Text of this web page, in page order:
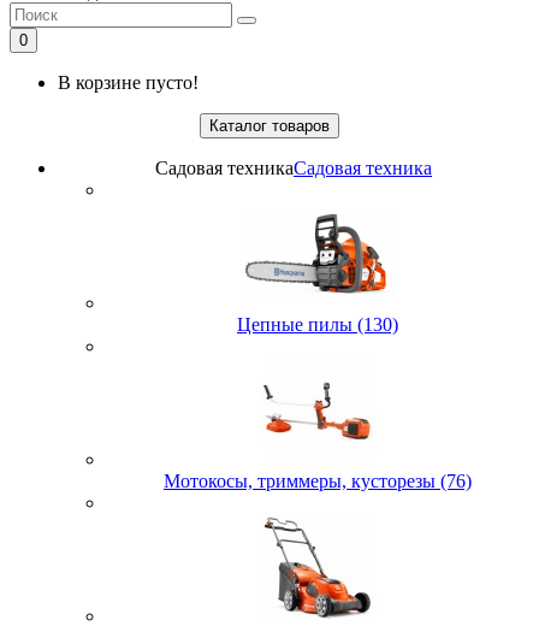
0
В корзине пусто!
Каталог товаров
Садовая техникаСадовая техника
Цепные пилы (130)
Мотокосы, триммеры, кусторезы (76)